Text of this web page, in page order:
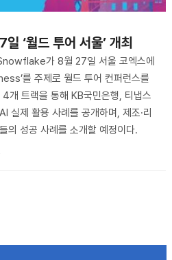
‘월드 투어 서울’ 개최
가 8월 27일 서울 코엑스에
를 주제로 월드 투어 컨퍼런스를
개 트랙을 통해 KB국민은행, 티냅스
실제 활용 사례를 공개하며, 제조·리
의 성공 사례를 소개할 예정이다.